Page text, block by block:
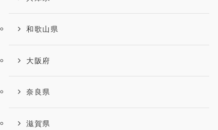
和歌山県
大阪府
奈良県
滋賀県